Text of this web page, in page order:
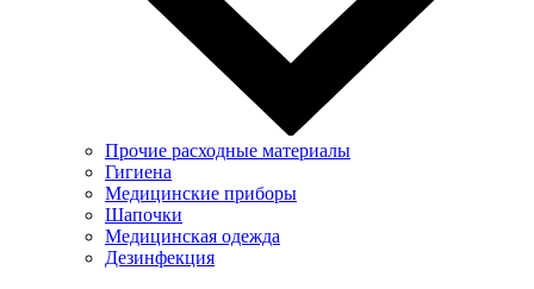
Прочие расходные материалы
Гигиена
Медицинские приборы
Шапочки
Медицинская одежда
Дезинфекция